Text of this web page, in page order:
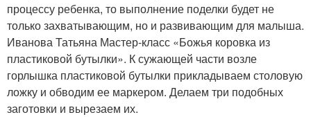
процессу ребенка, то выполнение поделки будет не
только захватывающим, но и развивающим для малыша.
Иванова Татьяна Мастер-класс «Божья коровка из
пластиковой бутылки». К сужающей части возле
горлышка пластиковой бутылки прикладываем столовую
ложку и обводим ее маркером. Делаем три подобных
заготовки и вырезаем их.